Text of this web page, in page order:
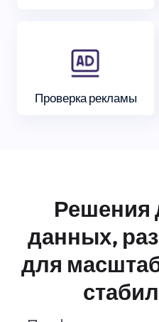
Проверка рекламы
Решения
данных,
для